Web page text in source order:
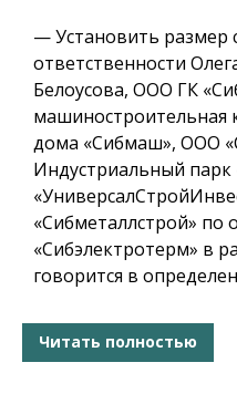
— Установить размер
ответственности
Белоусова, ООО ГК
машиностроительная
дома «Сибмаш», ООО
Индустриальный
«Сибметаллстрой» по
«Сибэлектротерм» в
говорится в
Читать полностью